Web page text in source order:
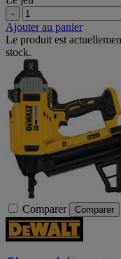
-
Ajouter au panier
Le produit est
stock.
Comparer Comparer